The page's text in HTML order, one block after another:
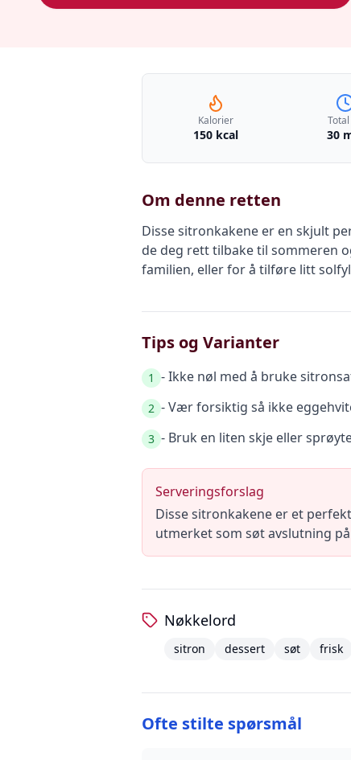
Kalorier
150 kcal 30
Om denne retten
Disse sitronkakene er en skjult
de deg rett tilbake til sommeren
familien, eller for å tilføre litt
Tips og Varianter
1 - Ikke nøl med å bruke
2 - Vær forsiktig så ikke
3 - Bruk en liten skje eller
Serveringsforslag
Disse sitronkakene er et
utmerket som søt avslutning
Nøkkelord
sitron dessert søt frisk
Ofte stilte spørsmål